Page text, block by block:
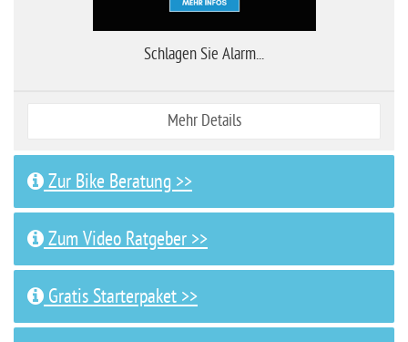
Schlagen Sie Alarm...
Mehr Details
Zur Bike Beratung >>
Zum Video Ratgeber >>
Gratis Starterpaket >>